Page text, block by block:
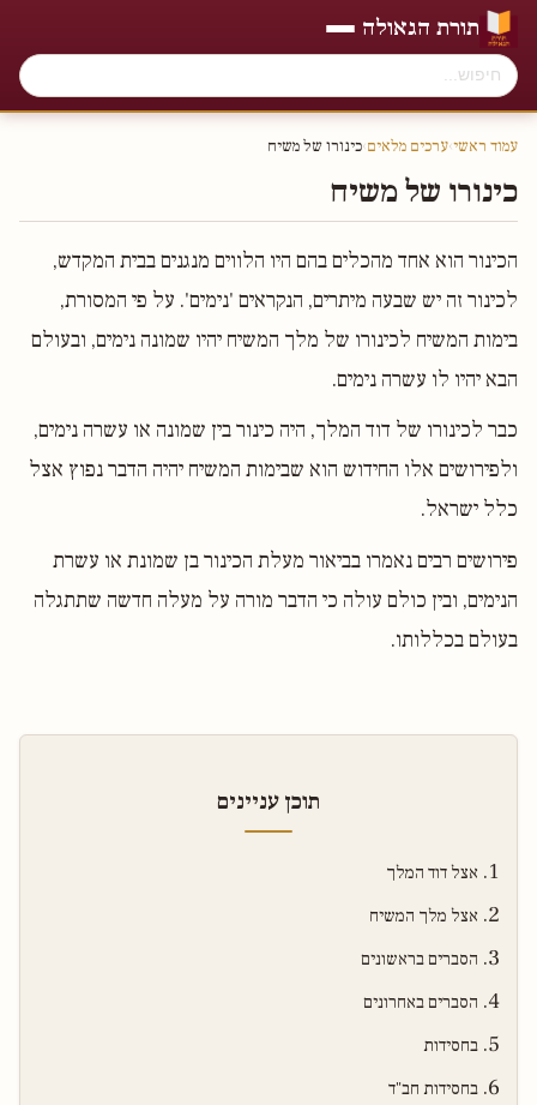
תורת הגאולה
עמוד ראשי›ערכים מלאים›כינורו של משיח
כינורו של משיח
הכינור הוא אחד מהכלים בהם היו הלווים מנגנים בבית המקדש,
לכינור זה יש שבעה מיתרים, הנקראים 'נימים'. על פי המסורת,
בימות המשיח לכינורו של מלך המשיח יהיו שמונה נימים, ובעולם
הבא יהיו לו עשרה נימים.
כבר לכינורו של דוד המלך, היה כינור בין שמונה או עשרה נימים,
ולפירושים אלו החידוש הוא שבימות המשיח יהיה הדבר נפוץ אצל
כלל ישראל.
פירושים רבים נאמרו בביאור מעלת הכינור בן שמונת או עשרת
הנימים, ובין כולם עולה כי הדבר מורה על מעלה חדשה שתתגלה
בעולם בכללותו.
תוכן עניינים
אצל דוד המלך
אצל מלך המשיח
הסברים בראשונים
הסברים באחרונים
בחסידות
בחסידות חב"ד